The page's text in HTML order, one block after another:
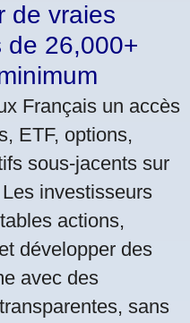
de vraies
de 26,000+
Français un accès
ETF, options,
sous-jacents sur
investisseurs
actions,
développer des
avec des
sans